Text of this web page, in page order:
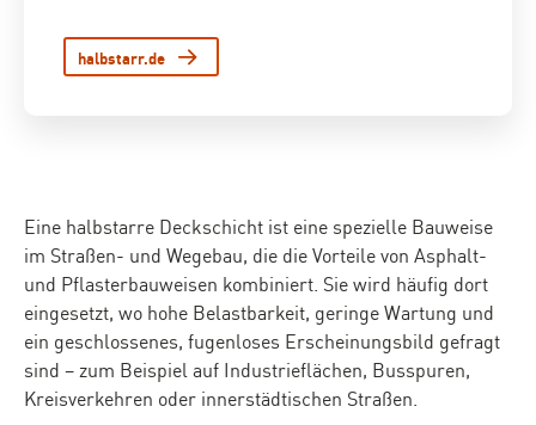
halbstarr.de
Eine halbstarre Deckschicht ist eine spezielle Bauweise
im Straßen- und Wegebau, die die Vorteile von Asphalt-
und Pflasterbauweisen kombiniert. Sie wird häufig dort
eingesetzt, wo hohe Belastbarkeit, geringe Wartung und
ein geschlossenes, fugenloses Erscheinungsbild gefragt
sind – zum Beispiel auf Industrieflächen, Busspuren,
Kreisverkehren oder innerstädtischen Straßen.